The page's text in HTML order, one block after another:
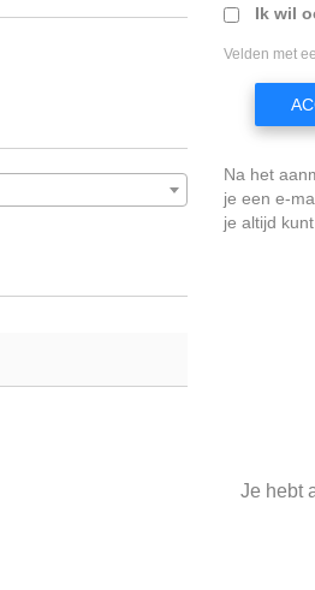
Ik wil
Velden met
Na het
je een e-
je altijd
Je hebt